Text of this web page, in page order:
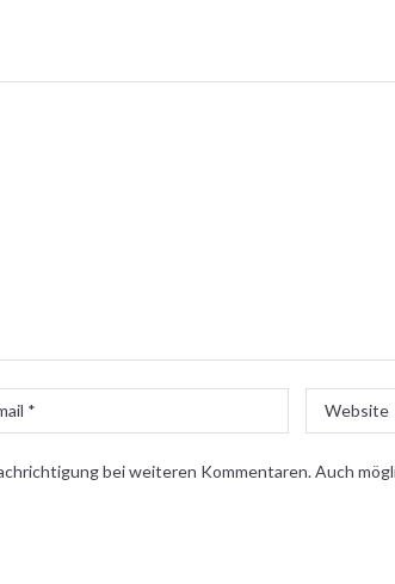
Website
bei weiteren Kommentaren. Auch